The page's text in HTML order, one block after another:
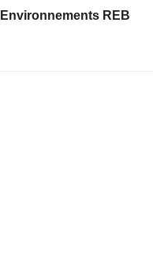
Environnements REB